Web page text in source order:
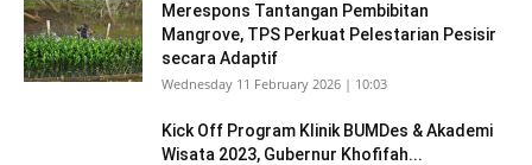
Merespons Tantangan Pembibitan
Mangrove, TPS Perkuat Pelestarian Pesisir
secara Adaptif
Wednesday 11 February 2026 | 10:03
Kick Off Program Klinik BUMDes & Akademi
Wisata 2023, Gubernur Khofifah...